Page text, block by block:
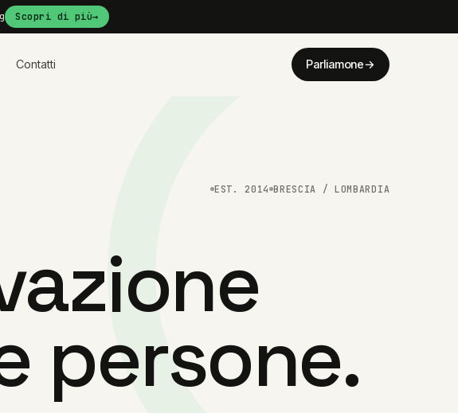
Scopri di più→
Contatti Parliamone→
EST. 2014 BRESCIA / LOMBARDIA
persone.